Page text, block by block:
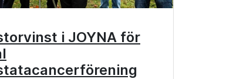
i JOYNA för